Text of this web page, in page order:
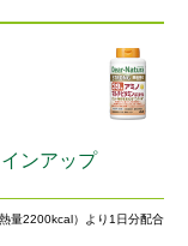
ンアップ
量2200kcal）より1日分配合